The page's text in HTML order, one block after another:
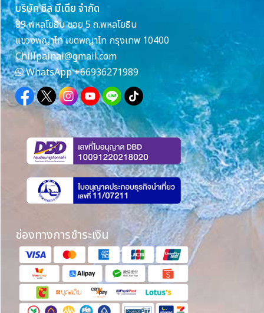
บริษัท ชิล มีเดีย จำกัด
89 พหลโยธิน ซอย 5 ถ.พหลโยธิน
แขวงพญาไท เขตพญาไท กรุงเทพ 10400
Chillpainai@gmail.com
WhatsApp+66936271989
ช่องทางการชำระเงิน